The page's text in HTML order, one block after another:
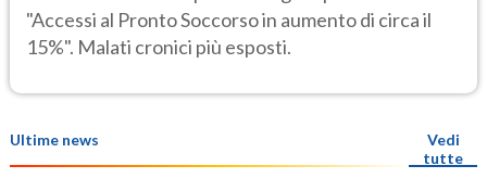
"Accessi al Pronto Soccorso in aumento di circa il
15%". Malati cronici più esposti.
Ultime news
Vedi
tutte